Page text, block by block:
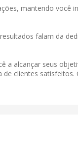
mantendo você
falam da
a alcançar seus
clientes satisfeitos.